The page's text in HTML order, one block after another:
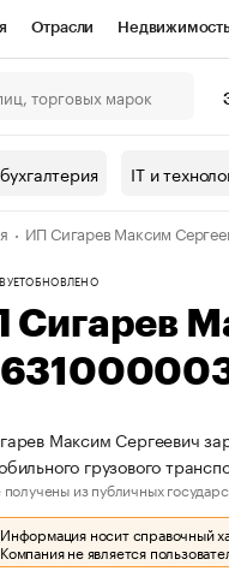
Отрасли
Проверка
валюты
IT и
ИП Сигарев Максим
ОБНОВЛЕНО
Сигарев
Максим Сергеевич
грузового
из публичных
Информация носит справочный
Компания не является